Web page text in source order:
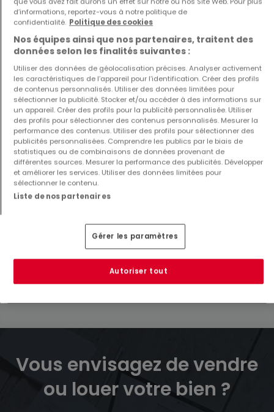
Appartement
Sandweiler
745 000 €
2 85 m²
Appartement
Hesperange
898 000 €
3 135 m²
Appartement
898 000 €
Voir plus d'annonces
Vous envisagez de vendre
ou louer votre bien ?
d’informations, reportez-vous à notre politique de
confidentialité. Politique des cookies
Nos équipes ainsi que nos partenaires, traitent des
données selon les finalités suivantes :
Utiliser des données de géolocalisation précises. Analyser activement
les caractéristiques de l’appareil pour l’identification. Créer des profils
de contenus personnalisés. Utiliser des données limitées pour
sélectionner la publicité. Stocker et/ou accéder à des informations sur
un appareil. Créer des profils pour la publicité personnalisée. Utiliser
des profils pour sélectionner des contenus personnalisés. Mesurer la
performance des contenus. Utiliser des profils pour sélectionner des
publicités personnalisées. Comprendre les publics par le biais de
statistiques ou de combinaisons de données provenant de
différentes sources. Mesurer la performance des publicités. Développer
et améliorer les services. Utiliser des données limitées pour
sélectionner le contenu.
Liste de nos partenaires
Gérer les paramètres
Autoriser tout